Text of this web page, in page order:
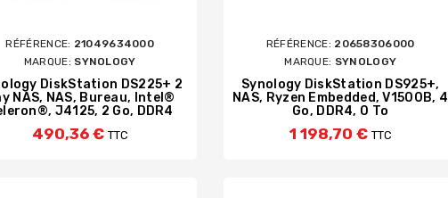
RÉFÉRENCE: 21049634000
MARQUE: SYNOLOGY
DiskStation DS225+ 2
NAS, NAS, Bureau, Intel®
J4125, 2 Go, DDR4
490,36 € TTC
RÉFÉRENCE: 20658306000
MARQUE: SYNOLOGY
Synology DiskStation DS925+,
NAS, Ryzen Embedded, V1500B, 4
Go, DDR4, 0 To
1 198,70 € TTC